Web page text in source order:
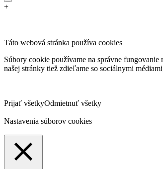
+
Táto webová stránka používa cookies
Súbory cookie používame na správne
našej stránky tiež zdieľame so sociálnymi
Prijať všetkyOdmietnuť všetky
Nastavenia súborov cookies